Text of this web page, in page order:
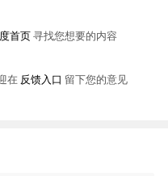
首页 寻找您想要的内容
在 反馈入口 留下您的意见